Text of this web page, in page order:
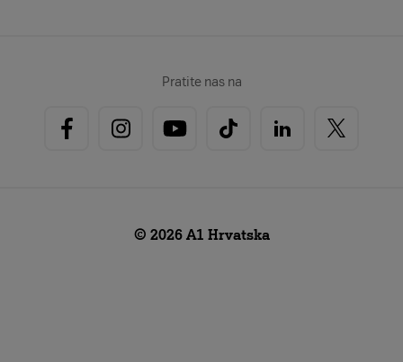
Pratite nas na
© 2026 A1 Hrvatska